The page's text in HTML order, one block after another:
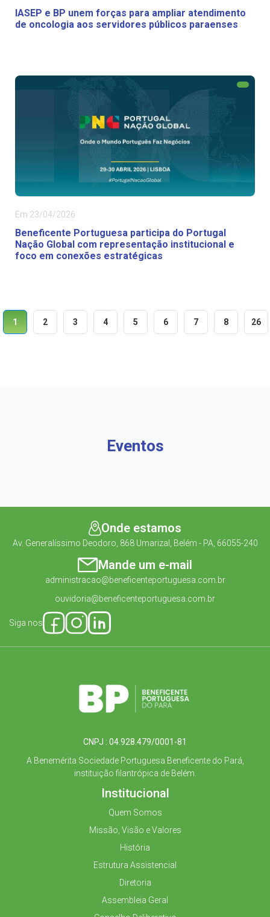
IASEP e BP unem forças para ampliar atendimento
de oncologia aos servidores públicos paraenses
Em 23/04/2026
Beneficente Portuguesa participa do Portugal
Nação Global com representação institucional e
foco em conexões estratégicas
1 2 3 4 5 6 7 8 26
Eventos
Onde estamos
Av. Generalíssimo Deodoro, 868 Umarizal, Belém - PA, 66055-240
Mande um e-mail
administracao@beneficenteportuguesa.com.br
ouvidoria@beneficenteportuguesa.com.br
Siga nos
CNPJ : 04.928.479/0001-81
A Benemérita Sociedade Portuguesa Beneficente do Pará,
instituição filantrópica de Belém.
Institucional
Quem Somos
Missão, Visão e Valores
História
Estrutura Assistencial
Diretoria
Assembleia Geral